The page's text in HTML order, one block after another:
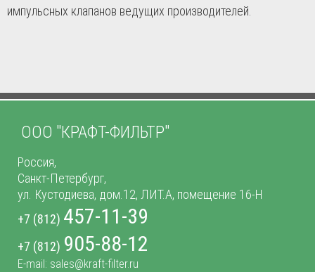
импульсных клапанов ведущих производителей.
ООО "КРАФТ-ФИЛЬТР"
Россия,
Санкт-Петербург,
ул. Кустодиева, дом.12, ЛИТ.А, помещение 16-Н
+7 (812) 457-11-39
+7 (812) 905-88-12
E-mail: sales@kraft-filter.ru